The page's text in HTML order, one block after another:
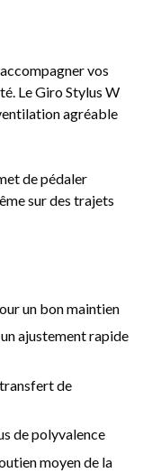
vos
Le Giro Stylus W
agréable
de pédaler
sur des trajets
un bon maintien
ajustement rapide
de
de polyvalence
moyen de la